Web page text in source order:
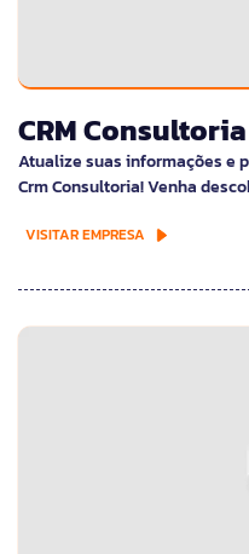
CRM Consultoria
Atualize suas informações e
Crm Consultoria! Venha
VISITAR EMPRESA